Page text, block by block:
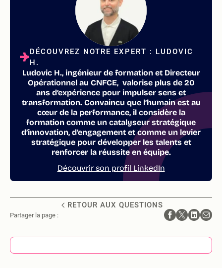
DÉCOUVREZ NOTRE EXPERT : LUDOVIC
H.
Ludovic H., ingénieur de formation et Directeur
Opérationnel au CNFCE, valorise plus de 20
ans d’expérience pour impulser sens et
transformation. Convaincu que l’humain est au
cœur de la performance, il considère la
formation comme un catalyseur stratégique
d’innovation, d’engagement et comme un levier
stratégique pour développer les talents et
renforcer la réussite en équipe.
Découvrir son profil LinkedIn
RETOUR AUX QUESTIONS
Partager la page :